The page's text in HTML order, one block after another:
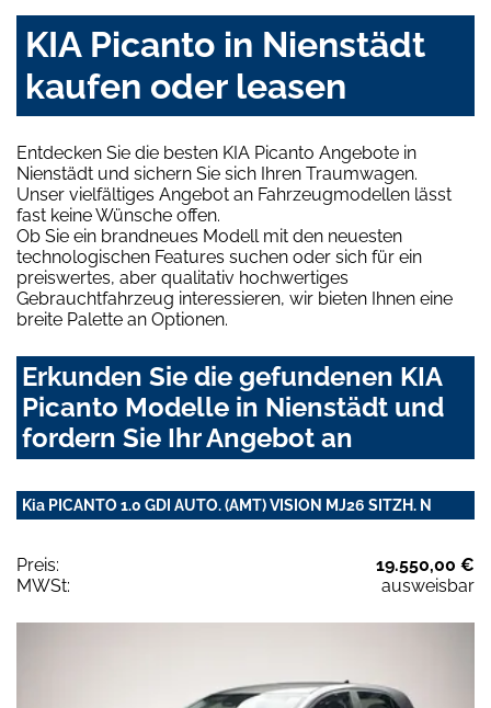
KIA Picanto in Nienstädt
kaufen oder leasen
Entdecken Sie die besten KIA Picanto Angebote in
Nienstädt und sichern Sie sich Ihren Traumwagen.
Unser vielfältiges Angebot an Fahrzeugmodellen lässt
fast keine Wünsche offen.
Ob Sie ein brandneues Modell mit den neuesten
technologischen Features suchen oder sich für ein
preiswertes, aber qualitativ hochwertiges
Gebrauchtfahrzeug interessieren, wir bieten Ihnen eine
breite Palette an Optionen.
Erkunden Sie die gefundenen KIA
Picanto Modelle in Nienstädt und
fordern Sie Ihr Angebot an
Kia PICANTO 1.0 GDI AUTO. (AMT) VISION MJ26 SITZH. N
Preis:
19.550,00 €
MWSt:
ausweisbar